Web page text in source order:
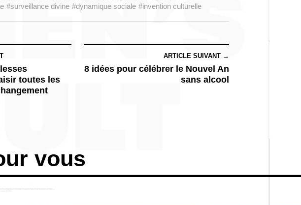
#surveillance divine #dynamique sociale #invention culturelle
toutes les
ARTICLE SUIVANT →
8 idées pour célébrer le Nouvel An
sans alcool
vous